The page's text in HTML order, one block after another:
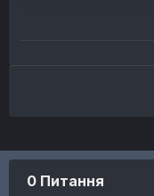
0 Питання